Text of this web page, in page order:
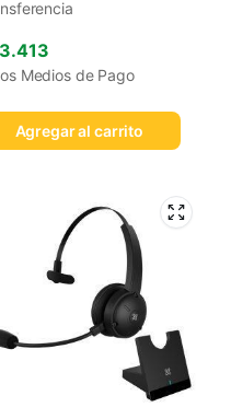
Medios de Pago
Agregar al carrito